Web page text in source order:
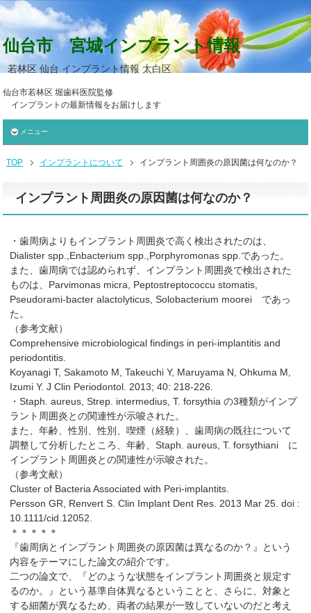
仙台市 宮城インプラント情報
若林区 仙台 インプラント情報 太白区
仙台市若林区 堀歯科医院監修
インプラントの最新情報をお届けします
メニュー
TOP インプラントについて インプラント周囲炎の原因菌は何なのか？
インプラント周囲炎の原因菌は何なのか？
・歯周病よりもインプラント周囲炎で高く検出されたのは、
Dialister spp.,Enbacterium spp.,Porphyromonas spp.であった。
また、歯周病では認められず、インプラント周囲炎で検出された
ものは、Parvimonas micra, Peptostreptococcu stomatis,
Pseudorami-bacter alactolyticus, Solobacterium moorei であっ
た。
（参考文献）
Comprehensive microbiological findings in peri-implantitis and
periodontitis.
Koyanagi T, Sakamoto M, Takeuchi Y, Maruyama N, Ohkuma M,
Izumi Y. J Clin Periodontol. 2013; 40: 218-226.
・Staph. aureus, Strep. intermedius, T. forsythia の3種類がインプ
ラント周囲炎との関連性が示唆された。
また、年齢、性別、性別、喫煙（経験）、歯周病の既往について
調整して分析したところ、年齢、Staph. aureus, T. forsythiani に
インプラント周囲炎との関連性が示唆された。
（参考文献）
Cluster of Bacteria Associated with Peri-implantits.
Persson GR, Renvert S. Clin Implant Dent Res. 2013 Mar 25. doi :
10.1111/cid.12052.
＊＊＊＊＊
『歯周病とインプラント周囲炎の原因菌は異なるのか？』という
内容をテーマにした論文の紹介です。
二つの論文で、『どのような状態をインプラント周囲炎と規定す
るのか。』という基準自体異なるということと、さらに、対象と
する細菌が異なるため、両者の結果が一致していないのだと考え